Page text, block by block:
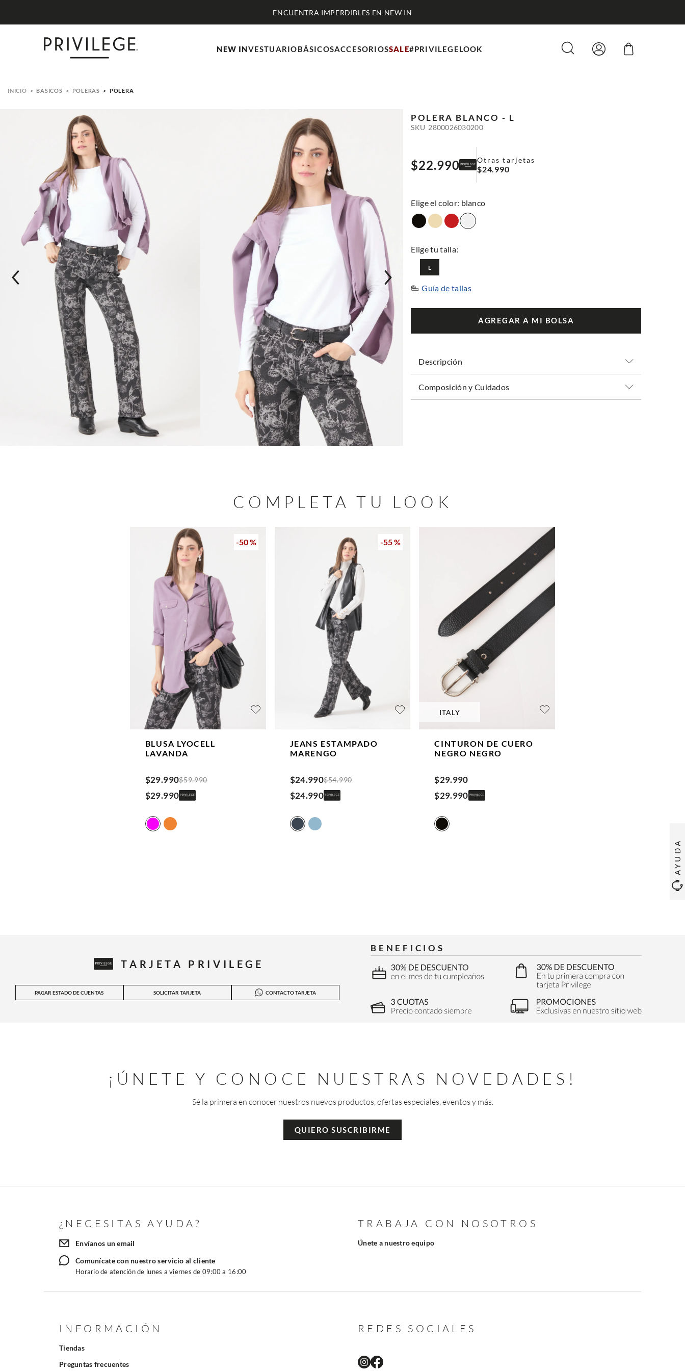
AYUDA
ENCUENTRA IMPERDIBLES EN NEW IN
NEW INVESTUARIOBÁSICOSACCESORIOSSALE#PRIVILEGELOOK
BASICOS POLERAS POLERA
POLERA BLANCO - L
SKU 2800026030200
$22.990 Otras tarjetas
$24.990
: blanco
L
Guía de tallas
AGREGAR A MI BOLSA
Descripción
Composición y Cuidados
COMPLETA TU LOOK
-50 %
BLUSA LYOCELL
LAVANDA
$29.990$59.990
$29.990
-55 %
JEANS ESTAMPADO
MARENGO
$24.990$54.990
$24.990
ITALY
CINTURON DE CUERO
NEGRO NEGRO
$29.990
$29.990
TARJETA PRIVILEGE
PAGAR ESTADO DE CUENTAS SOLICITAR TARJETA CONTACTO TARJETA
BENEFICIOS
¡ÚNETE Y CONOCE NUESTRAS NOVEDADES!
Sé la primera en conocer nuestros nuevos productos, ofertas especiales, eventos y más.
QUIERO SUSCRIBIRME
¿NECESITAS AYUDA?
Envíanos un email
Comunícate con nuestro servicio al cliente
Horario de atención de lunes a viernes de 09:00 a 16:00
TRABAJA CON NOSOTROS
Únete a nuestro equipo
INFORMACIÓN
Tiendas
Preguntas frecuentes
REDES SOCIALES